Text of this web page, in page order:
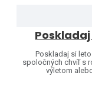
Poskladaj si
spoločných chvíľ s
výletom